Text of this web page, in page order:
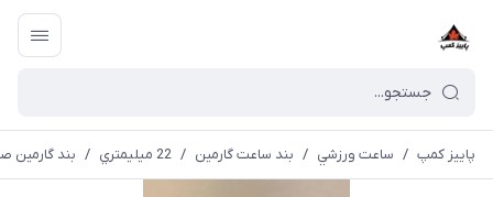
پاییز کمپ / ساعت ورزشي / بند ساعت گارمین / 22 ميليمتري / بند گارمین صورتی